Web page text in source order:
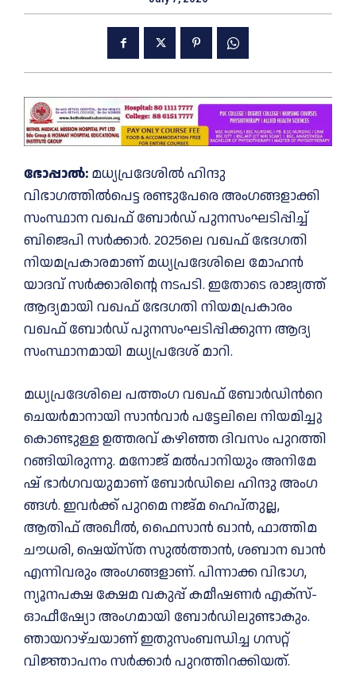
ഭോപ്പാൽ: മധ്യപ്രദേശിൽ ഹിന്ദു
വിഭാഗത്തിൽപെട്ട രണ്ടുപേരെ അംഗങ്ങളാക്കി
സംസ്ഥാന വഖഫ് ബോർഡ് പുനസംഘടിപ്പിച്ച്
ബിജെപി സർക്കാർ. 2025ലെ വഖഫ് ഭേദഗതി
നിയമപ്രകാരമാണ് മധ്യപ്രദേശിലെ മോഹൻ
യാദവ് സർക്കാരിൻ്റെ നടപടി. ഇതോടെ രാജ്യത്ത്
ആദ്യമായി വഖഫ് ഭേദഗതി നിയമപ്രകാരം
വഖഫ് ബോർഡ് പുനസംഘടിപ്പിക്കുന്ന ആദ്യ
സംസ്ഥാനമായി മധ്യപ്രദേശ് മാറി.
മ​​​​ധ്യ​​​​പ്ര​​​​ദേ​​​​ശി​​​​ലെ പ​​​​ത്തം​​​​ഗ വ​​​​ഖ​​​​ഫ് ബോ​​​​ർ​​​​ഡി​​​​ന്‍റെ
ചെ​​​​യ​​​​ർ​​​​മാ​​​​നാ​​​​യി സാ​​​​ൻ​​​​വാ​​​​ർ പ​​​​ട്ടേ​​​​ലി​​​​ലെ നി​​​​യ​​​​മി​​​​ച്ചു​​​​
കൊ​​​​ണ്ടു​​​​ള്ള ഉ​​​​ത്ത​​​​ര​​​​വ് ക​​​​ഴി​​​​ഞ്ഞ ദി​​​​വ​​​​സം പു​​​​റ​​​​ത്തി​​​​
റ​​​​ങ്ങി​​​​യി​​​​രു​​​​ന്നു. മ​​​​നോ​​​​ജ് മ​​​​ൽ​​​​പാ​​​​നി​​​​യും അ​​​​നി​​​​മേ​​​​
ഷ് ഭാ​​​​ർ​​​​ഗ​​​​വ​​​​യു​​​​മാ​​​​ണ് ബോ​​​​ർ​​​​ഡി​​​​ലെ ഹി​​​​ന്ദു അം​​​​ഗ​​​​
ങ്ങ​​​​ൾ. ഇവർക്ക് പുറമെ നജ്മ ഹെപ്തുല്ല,
ആതിഫ് അഖീൽ, ഫൈസാൻ ഖാൻ, ഫാത്തിമ
ചൗധരി, ഷെയ്സ്ത സുൽത്താൻ, ശബാന ഖാൻ
എന്നിവരും അംഗങ്ങളാണ്. പിന്നാക്ക വിഭാഗ,
ന്യൂനപക്ഷ ക്ഷേമ വകുപ്പ് കമീഷണർ എക്സ്-
ഓഫീഷ്യോ അംഗമായി ബോർഡിലുണ്ടാകും.
ഞായറാഴ്ചയാണ് ഇതുസംബന്ധിച്ച ഗസറ്റ്
വിജ്ഞാപനം സർക്കാർ പുറത്തിറക്കിയത്.